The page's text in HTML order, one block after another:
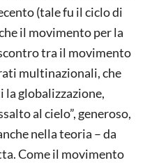
(tale fu il ciclo di
il movimento per la
tra il movimento
multinazionali, che
globalizzazione,
al cielo”, generoso,
nella teoria – da
Come il movimento